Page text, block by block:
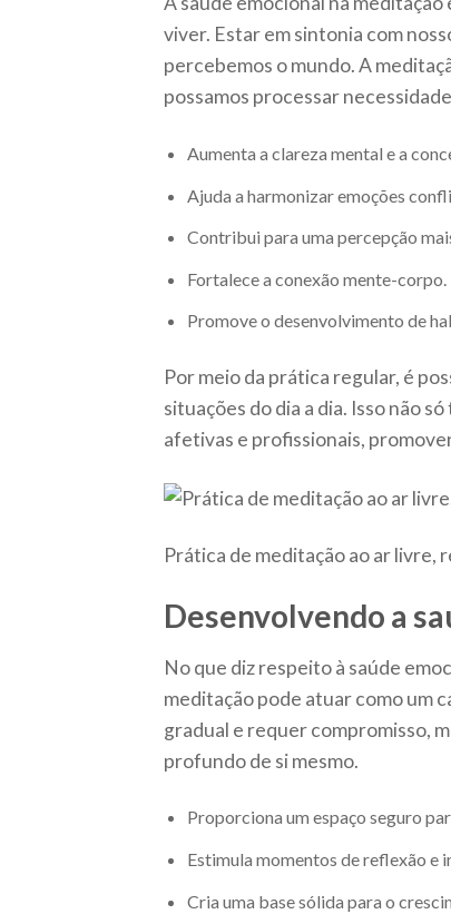
viver. Estar em sintonia com
percebemos o mundo. A
possamos processar
Aumenta a clareza mental e a
Ajuda a harmonizar emoções
Contribui para uma percepção
Fortalece a conexão mente-corpo.
Promove o desenvolvimento de
Por meio da prática regular, é
situações do dia a dia. Isso não
afetivas e profissionais,
Prática de meditação ao ar livre,
Desenvolvendo a
No que diz respeito à saúde
meditação pode atuar como um
gradual e requer compromisso,
profundo de si mesmo.
Proporciona um espaço seguro
Estimula momentos de reflexão e
Cria uma base sólida para o